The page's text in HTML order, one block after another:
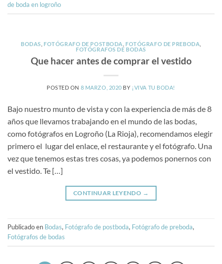
de boda en logroño
BODAS ,FOTÓGRAFO DE POSTBODA ,FOTÓGRAFO DE PREBODA
FOTÓGRAFOS DE BODAS
Que hacer antes de comprar el vestido
POSTED ON 8 MARZO, 2020 BY ¡VIVA TU BODA!
Bajo nuestro munto de vista y con la experiencia de más de 8
años que llevamos trabajando en el mundo de las bodas,
como fotógrafos en Logroño (La Rioja), recomendamos elegir
primero el lugar del enlace, el restaurante y el fotógrafo. Una
vez que tenemos estas tres cosas, ya podemos ponernos con
el vestido. Te […]
CONTINUAR LEYENDO →
Publicado en Bodas, Fotógrafo de postboda, Fotógrafo de preboda,
Fotógrafos de bodas